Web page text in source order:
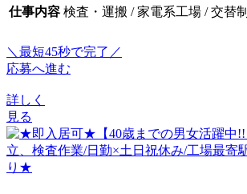
仕事内容 検査・運搬 / 家電系工場 / 交替制
＼最短45秒で完了／
応募へ進む
詳しく
見る